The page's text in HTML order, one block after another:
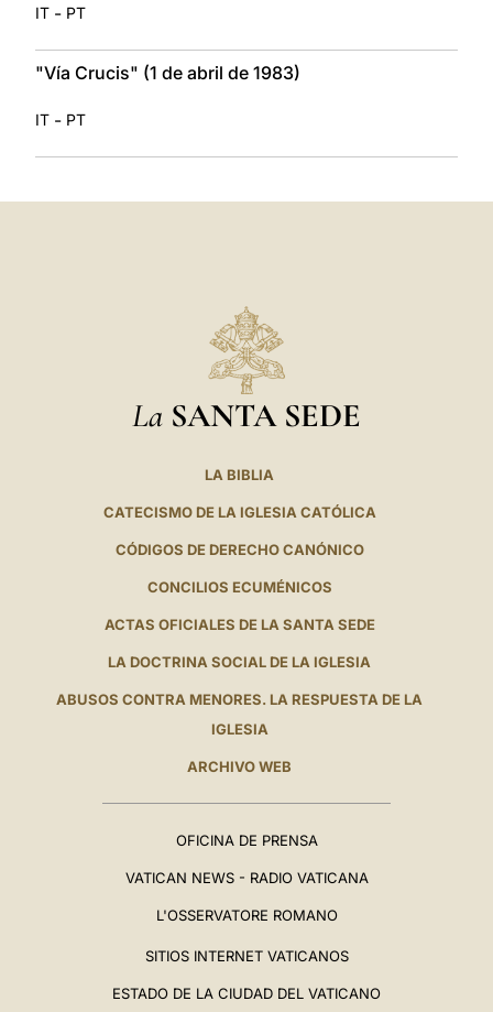
IT - PT
"Vía Crucis" (1 de abril de 1983)
IT - PT
La SANTA SEDE
LA BIBLIA
CATECISMO DE LA IGLESIA CATÓLICA
CÓDIGOS DE DERECHO CANÓNICO
CONCILIOS ECUMÉNICOS
ACTAS OFICIALES DE LA SANTA SEDE
LA DOCTRINA SOCIAL DE LA IGLESIA
ABUSOS CONTRA MENORES. LA RESPUESTA DE LA
IGLESIA
ARCHIVO WEB
OFICINA DE PRENSA
VATICAN NEWS - RADIO VATICANA
L'OSSERVATORE ROMANO
SITIOS INTERNET VATICANOS
ESTADO DE LA CIUDAD DEL VATICANO